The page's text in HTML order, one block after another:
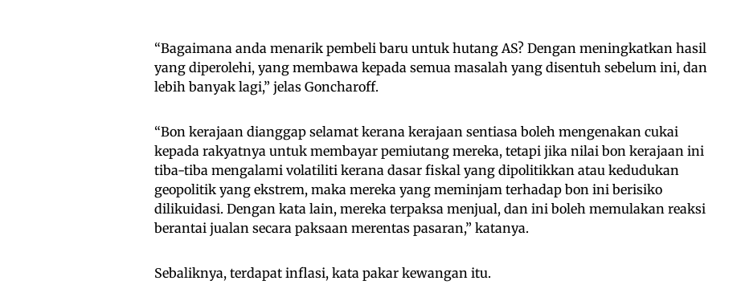
“Bagaimana anda menarik pembeli baru untuk hutang AS? Dengan meningkatkan hasil
yang diperolehi, yang membawa kepada semua masalah yang disentuh sebelum ini, dan
lebih banyak lagi,” jelas Goncharoff.
“Bon kerajaan dianggap selamat kerana kerajaan sentiasa boleh mengenakan cukai
kepada rakyatnya untuk membayar pemiutang mereka, tetapi jika nilai bon kerajaan ini
tiba-tiba mengalami volatiliti kerana dasar fiskal yang dipolitikkan atau kedudukan
geopolitik yang ekstrem, maka mereka yang meminjam terhadap bon ini berisiko
dilikuidasi. Dengan kata lain, mereka terpaksa menjual, dan ini boleh memulakan reaksi
berantai jualan secara paksaan merentas pasaran,” katanya.
Sebaliknya, terdapat inflasi, kata pakar kewangan itu.